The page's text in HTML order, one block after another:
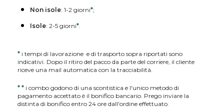
Non isole: 1-2 giorni*;
Isole: 2-5 giorni*.
* i tempi di lavorazione e di trasporto sopra riportati sono
indicativi. Dopo il ritiro del pacco da parte del corriere, il cliente
riceve una mail automatica con la tracciabilità.
* * i combo godono di una scontistica e l'unico metodo di
pagamento accettato è il bonifico bancario. Prego inviare la
distinta di bonifico entro 24 ore dall'ordine effettuato.